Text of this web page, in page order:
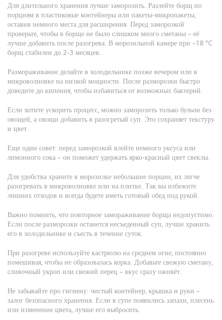
Для длительного хранения лучше заморозить. Разлейте борщ по
порциям в пластиковые контейнеры или пакеты‑микропакеты,
оставив немного места для расширения. Перед заморозкой
проверьте, чтобы в борще не было слишком много сметаны – её
лучше добавить после разогрева. В морозильной камере при –18 °C
борщ стабилен до 2‑3 месяцев.
Размораживание делайте в холодильнике позже вечером или в
микроволновке на низкой мощности. После разморозки быстро
доведите до кипения, чтобы избавиться от возможных бактерий.
Если хотите ускорить процесс, можно заморозить только бульон без
овощей, а овощи добавить в разогретый суп. Это сохраняет текстуру
и цвет.
Еще один совет: перед заморозкой влейте немного уксуса или
лимонного сока – он поможет удержать ярко‑красный цвет свеклы.
Для удобства храните в морозилке небольшие порции, их легче
разогревать в микроволновке или на плитке. Так вы избежите
лишних отходов и всегда будете иметь готовый обед под рукой.
Важно помнить, что повторное замораживание борща недопустимо.
Если после разморозки останется несъеденный суп, лучше хранить
его в холодильнике и съесть в течение суток.
При разогреве используйте кастрюлю на среднем огне, постоянно
помешивая, чтобы не образовалась корка. Добавьте свежую сметану,
сливочный укроп или свежий перец – вкус сразу оживёт.
Не забывайте про гигиену: чистый контейнер, крышка и руки –
залог безопасного хранения. Если в супе появились запахи, плесень
или изменение цвета, лучше его выбросить.